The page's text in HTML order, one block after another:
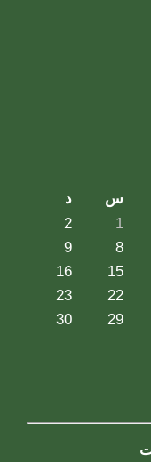
س
د
1
2
8
9
15
16
22
23
29
30